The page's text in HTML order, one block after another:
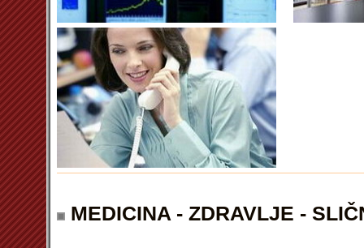
MEDICINA - ZDRAVLJE -